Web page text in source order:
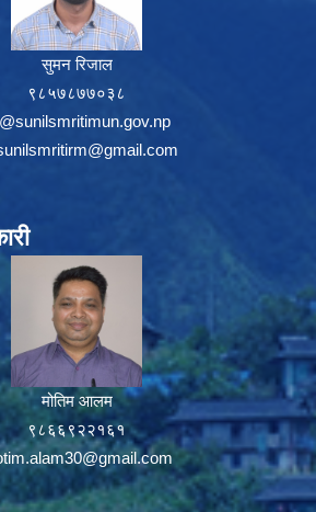
सुमन रिजाल
९८५७८७७०३८
मोतिम आलम
९८६६९२२१६१